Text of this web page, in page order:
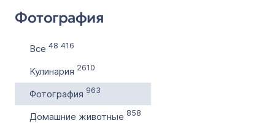
Все 35
с
Выставлен на продажу
с
Фотография
Все 48 416
Кулинария 2610
Фотография 963
Домашние животные 858